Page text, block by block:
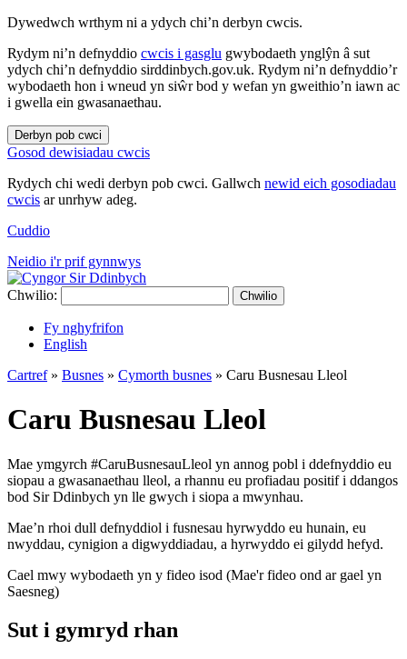
Dywedwch wrthym ni a ydych chi’n derbyn cwcis.
Rydym ni’n defnyddio cwcis i gasglu gwybodaeth ynglŷn â sut
ydych chi’n defnyddio sirddinbych.gov.uk. Rydym ni’n defnyddio’r
wybodaeth hon i wneud yn siŵr bod y wefan yn gweithio’n iawn ac
i gwella ein gwasanaethau.
Derbyn pob cwci
Gosod dewisiadau cwcis
Rydych chi wedi derbyn pob cwci. Gallwch newid eich gosodiadau
cwcis ar unrhyw adeg.
Cuddio
Neidio i'r prif gynnwys
Chwilio: Chwilio
Fy nghyfrifon
English
Cartref» Busnes » Cymorth busnes » Caru Busnesau Lleol
Caru Busnesau Lleol
Mae ymgyrch #CaruBusnesauLleol yn annog pobl i ddefnyddio eu
siopau a gwasanaethau lleol, a rhannu eu profiadau positif i ddangos
bod Sir Ddinbych yn lle gwych i siopa a mwynhau.
Mae’n rhoi dull defnyddiol i fusnesau hyrwyddo eu hunain, eu
nwyddau, cynigion a digwyddiadau, a hyrwyddo ei gilydd hefyd.
Cael mwy wybodaeth yn y fideo isod (Mae'r fideo ond ar gael yn
Saesneg)
Sut i gymryd rhan